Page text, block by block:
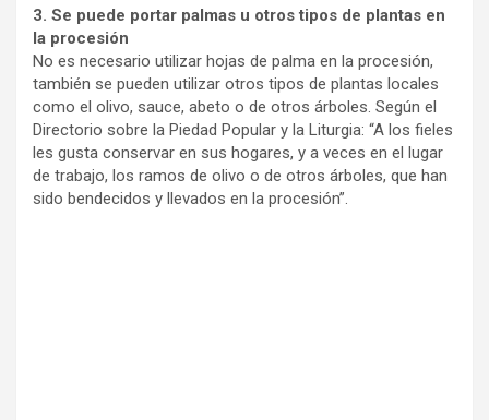
3. Se puede portar palmas u otros tipos de plantas en
la procesión
No es necesario utilizar hojas de palma en la procesión,
también se pueden utilizar otros tipos de plantas locales
como el olivo, sauce, abeto o de otros árboles. Según el
Directorio sobre la Piedad Popular y la Liturgia: “A los fieles
les gusta conservar en sus hogares, y a veces en el lugar
de trabajo, los ramos de olivo o de otros árboles, que han
sido bendecidos y llevados en la procesión”.